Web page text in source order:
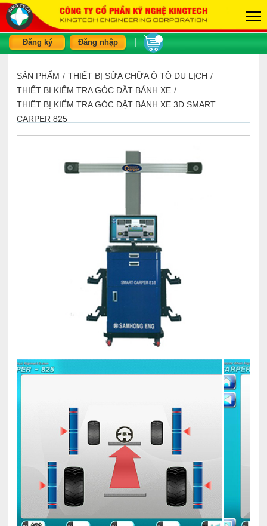
Đăng ký Đăng nhập
SẢN PHẨM / THIẾT BỊ SỬA CHỮA Ô TÔ DU LỊCH /
THIẾT BỊ KIỂM TRA GÓC ĐẶT BÁNH XE /
THIẾT BỊ KIỂM TRA GÓC ĐẶT BÁNH XE 3D SMART
CARPER 825